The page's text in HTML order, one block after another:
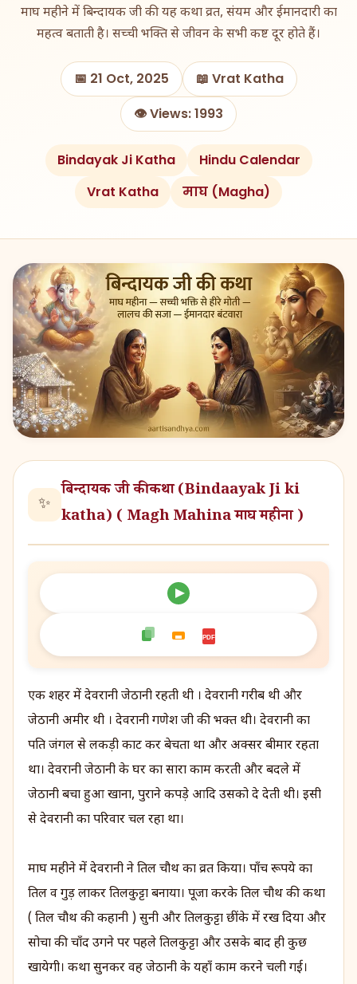
माघ महीने में बिन्दायक जी की यह कथा व्रत, संयम और ईमानदारी का
महत्व बताती है। सच्ची भक्ति से जीवन के सभी कष्ट दूर होते हैं।
📅 21 Oct, 2025
📖 Vrat Katha
👁️ Views: 1993
Bindayak Ji Katha
Hindu Calendar
Vrat Katha
माघ (Magha)
✨
बिन्दायक जी की कथा (Bindaayak Ji ki
katha) ( Magh Mahina माघ महीना )
PDF
एक शहर में देवरानी जेठानी रहती थी । देवरानी गरीब थी और
जेठानी अमीर थी । देवरानी गणेश जी की भक्त थी। देवरानी का
पति जंगल से लकड़ी काट कर बेचता था और अक्सर बीमार रहता
था। देवरानी जेठानी के घर का सारा काम करती और बदले में
जेठानी बचा हुआ खाना, पुराने कपड़े आदि उसको दे देती थी। इसी
से देवरानी का परिवार चल रहा था।
माघ महीने में देवरानी ने तिल चौथ का व्रत किया। पाँच रूपये का
तिल व गुड़ लाकर तिलकुट्टा बनाया। पूजा करके तिल चौथ की कथा
( तिल चौथ की कहानी ) सुनी और तिलकुट्टा छींके में रख दिया और
सोचा की चाँद उगने पर पहले तिलकुट्टा और उसके बाद ही कुछ
खायेगी। कथा सुनकर वह जेठानी के यहाँ काम करने चली गई।